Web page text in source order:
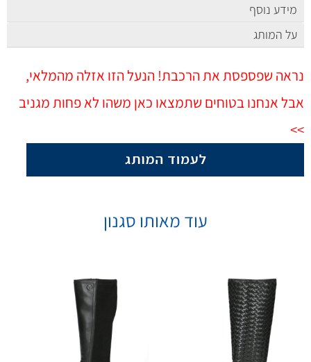
מידע נוסף
על המותג
נראה שפספסת את הרכבת! הנעל הזו אזלה מהמלאי,
אבל אנחנו בטוחים שתמצאו כאן משהו לא פחות מגניב
>>
עוד מאותו סגנון